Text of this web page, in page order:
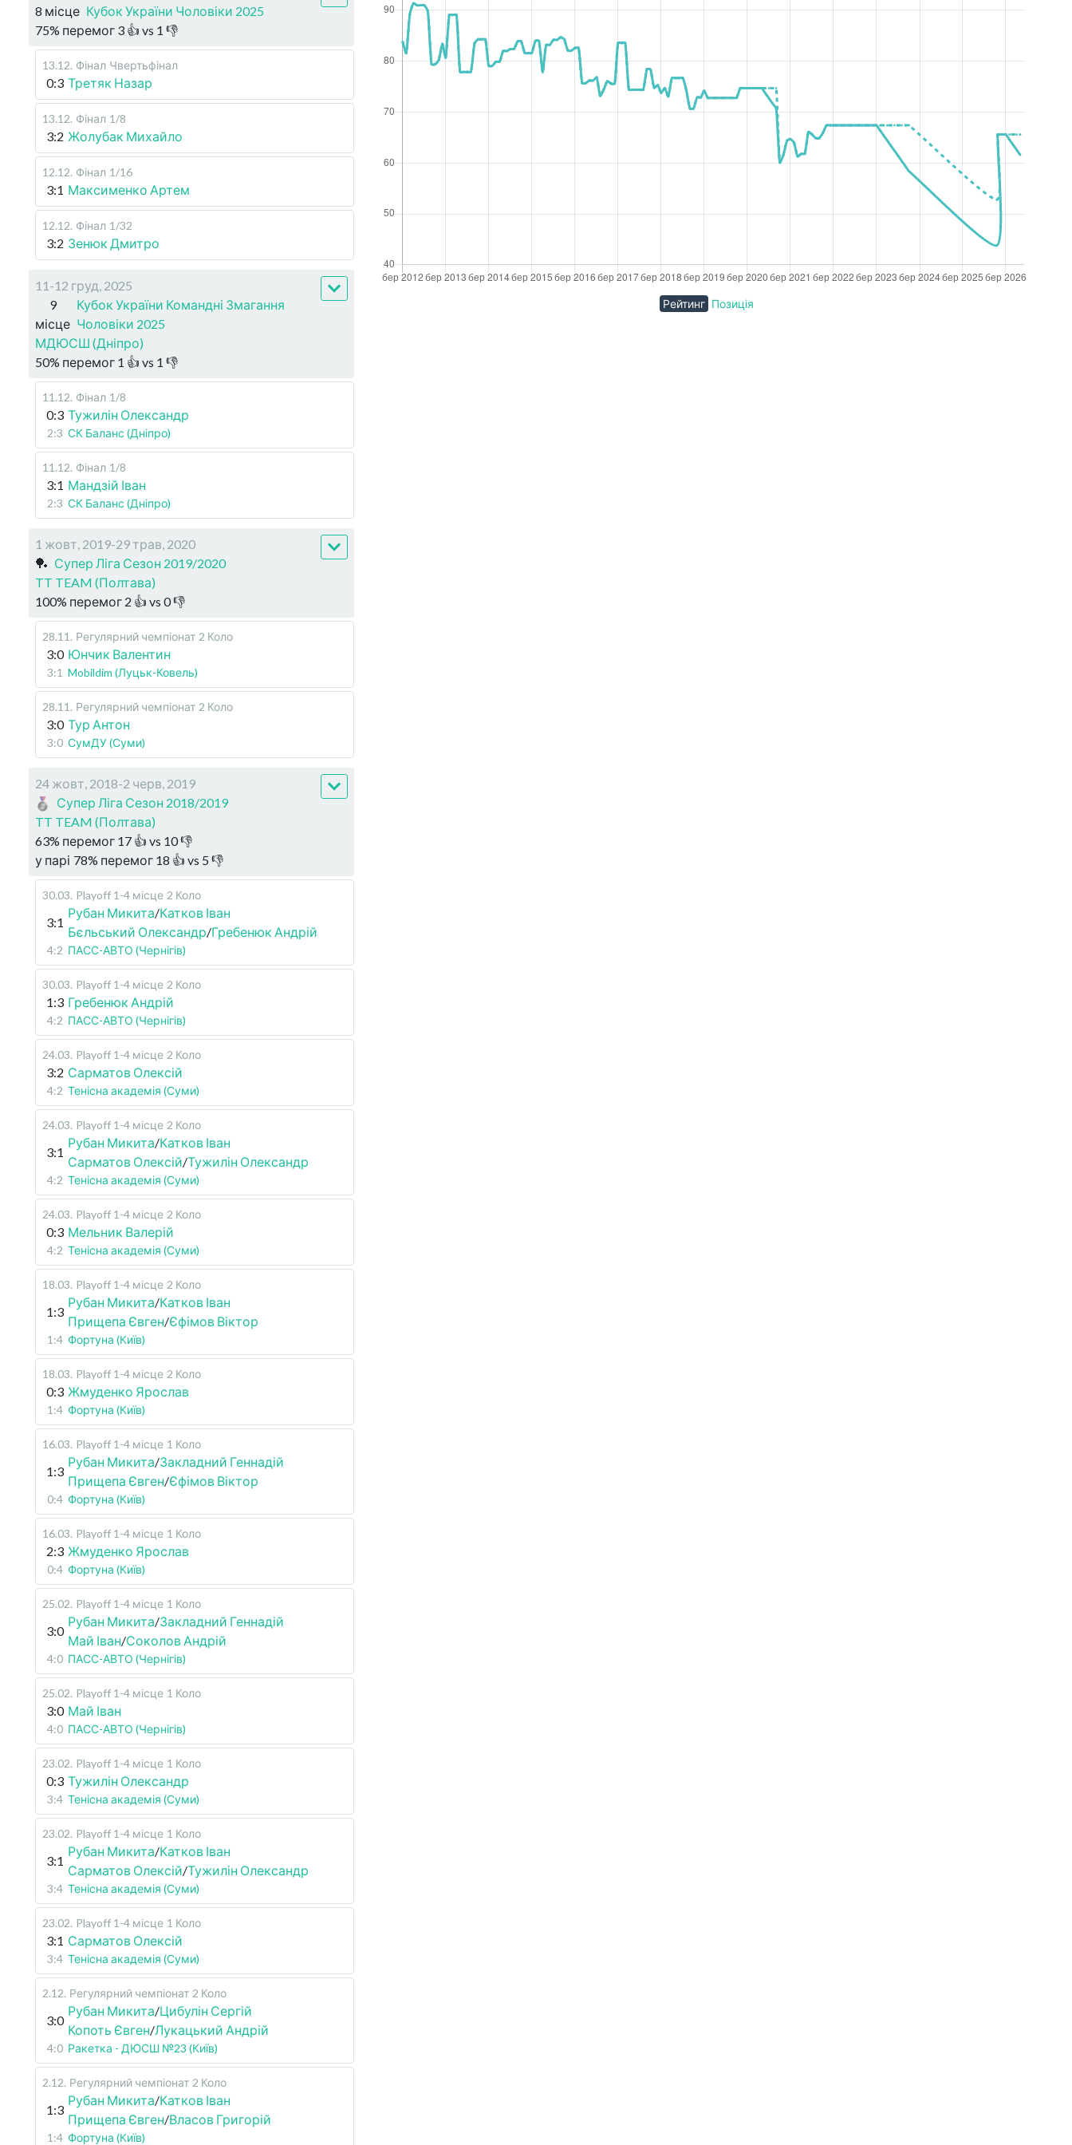
8 місце Кубок України Чоловіки 2025
75% перемог 3 👍 vs 1 👎
13.12. Фінал Чвертьфінал
0:3 Третяк Назар
13.12. Фінал 1/8
3:2 Жолубак Михайло
12.12. Фінал 1/16
3:1 Максименко Артем
12.12. Фінал 1/32
3:2 Зенюк Дмитро
11-12 груд, 2025
9
місце
Кубок України Командні Змагання
Чоловіки 2025
МДЮСШ (Дніпро)
50% перемог 1 👍 vs 1 👎
11.12. Фінал 1/8
0:3 Тужилін Олександр
2:3 СК Баланс (Дніпро)
11.12. Фінал 1/8
3:1 Мандзій Іван
2:3 СК Баланс (Дніпро)
1 жовт, 2019-29 трав, 2020
🏓 Супер Ліга Сезон 2019/2020
TT TEAM (Полтава)
100% перемог 2 👍 vs 0👎
28.11 . Регулярний чемпіонат 2 Коло
3:0 Юнчик Валентин
3:1 Mobildim (Луцьк-Ковель)
28.11 . Регулярний чемпіонат 2 Коло
3:0 Тур Антон
3:0 СумДУ (Суми)
24 жовт, 2018-2 черв, 2019
Супер Ліга Сезон 2018/2019
TT TEAM (Полтава)
63% перемог 17 👍 vs 10👎
у парі 78% перемог 18 👍 vs 5 👎
30.03. Playoff 1-4 місце 2 Коло
3:1
Рубан Микита/Катков Іван
Бєльський Олександр/Гребенюк Андрій
4:2 ПАСС-АВТО (Чернігів)
30.03. Playoff 1-4 місце 2 Коло
1:3 Гребенюк Андрій
4:2 ПАСС-АВТО (Чернігів)
24.03. Playoff 1-4 місце 2 Коло
3:2 Сарматов Олексій
4:2 Тенісна академія (Суми)
24.03. Playoff 1-4 місце 2 Коло
3:1
Рубан Микита/Катков Іван
Сарматов Олексій/Тужилін Олександр
4:2 Тенісна академія (Суми)
24.03. Playoff 1-4 місце 2 Коло
0:3 Мельник Валерій
4:2 Тенісна академія (Суми)
18.03. Playoff 1-4 місце 2 Коло
1:3
Рубан Микита/Катков Іван
Прищепа Євген/Єфімов Віктор
1:4 Фортуна (Київ)
18.03. Playoff 1-4 місце 2 Коло
0:3 Жмуденко Ярослав
1:4 Фортуна (Київ)
16.03. Playoff 1-4 місце 1 Коло
1:3
Рубан Микита/Закладний Геннадій
Прищепа Євген/Єфімов Віктор
0:4 Фортуна (Київ)
16.03. Playoff 1-4 місце 1 Коло
2:3 Жмуденко Ярослав
0:4 Фортуна (Київ)
25.02. Playoff 1-4 місце 1 Коло
3:0
Рубан Микита/Закладний Геннадій
Май Іван/Соколов Андрій
4:0 ПАСС-АВТО (Чернігів)
25.02. Playoff 1-4 місце 1 Коло
3:0 Май Іван
4:0 ПАСС-АВТО (Чернігів)
23.02. Playoff 1-4 місце 1 Коло
0:3 Тужилін Олександр
3:4 Тенісна академія (Суми)
23.02. Playoff 1-4 місце 1 Коло
3:1
Рубан Микита/Катков Іван
Сарматов Олексій/Тужилін Олександр
3:4 Тенісна академія (Суми)
23.02. Playoff 1-4 місце 1 Коло
3:1 Сарматов Олексій
3:4 Тенісна академія (Суми)
2.12. Регулярний чемпіонат 2 Коло
3:0
Рубан Микита/Цибулін Сергій
Копоть Євген/Лукацький Андрій
4:0 Ракетка - ДЮСШ №23 (Київ)
2.12. Регулярний чемпіонат 2 Коло
1:3
Рубан Микита/Катков Іван
Прищепа Євген/Власов Григорій
1:4 Фортуна (Київ)
Рейтинг Позиція